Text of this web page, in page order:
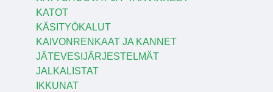
KATOT
KÄSITYÖKALUT
KAIVONRENKAAT JA KANNET
JÄTEVESIJÄRJESTELMÄT
JALKALISTAT
IKKUNAT